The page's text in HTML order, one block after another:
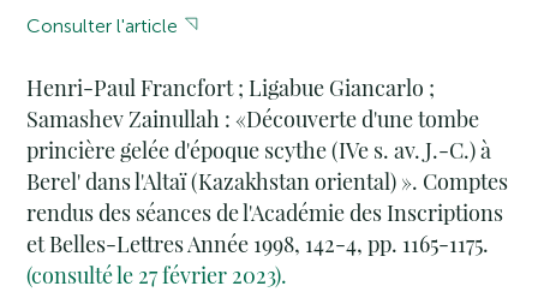
Consulter l'article
Henri-Paul Francfort ; Ligabue Giancarlo ;
Samashev Zainullah : «Découverte d'une tombe
princière gelée d'époque scythe (IVe s. av. J.-C.) à
Berel' dans l'Altaï (Kazakhstan oriental) ». Comptes
rendus des séances de l'Académie des Inscriptions
et Belles-Lettres Année 1998, 142-4, pp. 1165-1175.
(consulté le 27 février 2023).